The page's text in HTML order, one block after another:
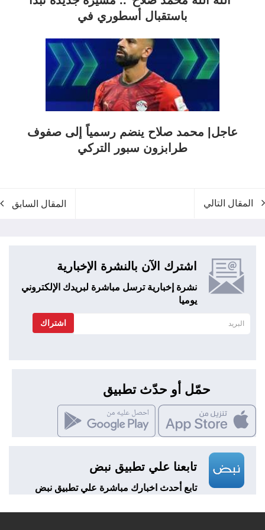
باستقبال أسطوري في
عاجل| محمد صلاح ينضم رسمياً إلى صفوف
طرابزون سبور التركي
المقال التالي المقال السابق
اشترك الآن بالنشرة الإخبارية
نشرة إخبارية ترسل مباشرة لبريدك الإلكتروني
يوميا
اشتراك
حمّل أو حدّث تطبيق
تابعنا علي تطبيق نبض
تابع أحدث اخبارك مباشرة علي تطبيق نبض